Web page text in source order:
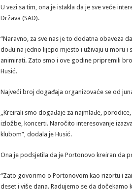
U vezi sa tim, ona je istakla da je sve veće
Država (SAD).
“Naravno, za sve nas je to dodatna obaveza
dođu na jedno lijepo mjesto i uživaju u moru
animirati. Zato smo i ove godine pripremili
Husić.
Najveći broj događaja organizovaće se od
„Kreirali smo događaje za najmlađe,
izložbe, koncerti. Naročito interesovanje
klubom”, dodala je Husić.
Ona je podsjetila da je Portonovo kreiran da
“Zato govorimo o Portonovom kao rizortu i
deset i više dana. Radujemo se da